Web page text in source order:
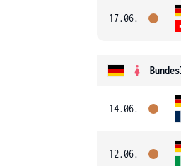
17.06.
14.06.
12.06.